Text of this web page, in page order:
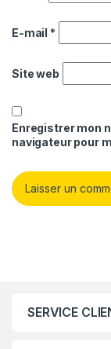
E-mail *
Site web
Enregistrer mon
navigateur pour
SERVICE